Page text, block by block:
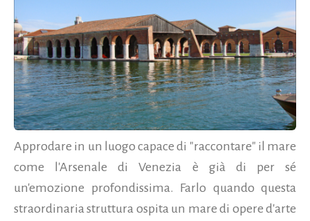
Approdare in un luogo capace di "raccontare" il mare
come l'Arsenale di Venezia è già di per sé
un'emozione profondissima. Farlo quando questa
straordinaria struttura ospita un mare di opere d'arte